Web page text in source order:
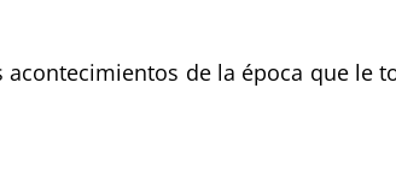
de la época que le